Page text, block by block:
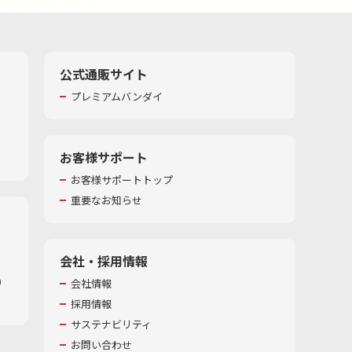
公式通販サイト
プレミアムバンダイ
お客様サポート
お客様サポートトップ
重要なお知らせ
会社・採用情報
会社情報
採用情報
サステナビリティ
お問い合わせ